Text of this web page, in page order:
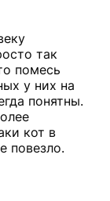
так
помесь
у них на
понятны.
кот в
повезло.